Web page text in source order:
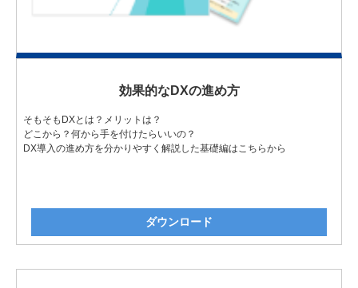
効果的なDXの進め方
そもそもDXとは？メリットは？
どこから？何から手を付けたらいいの？
DX導入の進め方を分かりやすく解説した基礎編はこちらから
ダウンロード